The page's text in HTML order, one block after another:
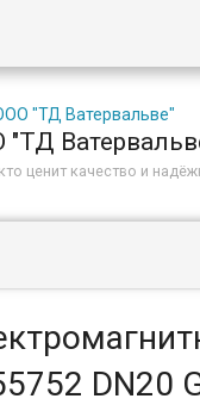
"ТД
ценит качество и
DN20